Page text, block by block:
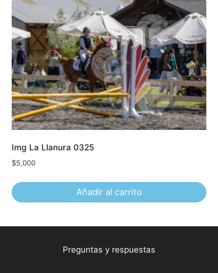
Img La Llanura 0325
$5,000
Añadir al carrito
Preguntas y respuestas